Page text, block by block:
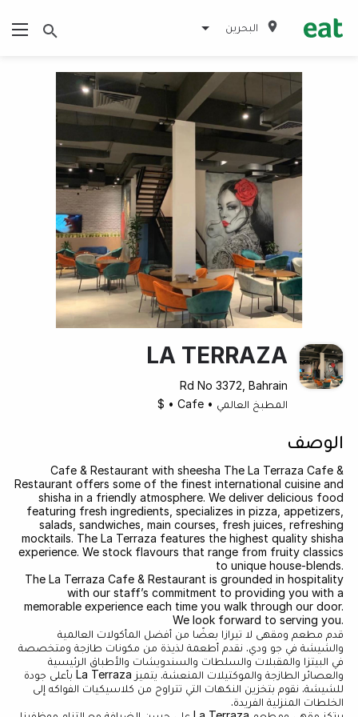
البحرين
LA TERRAZA
Rd No 3372, Bahrain
المطبخ العالمي •
Cafe
•
$
الوصف
Cafe & Restaurant with sheesha The La Terraza Cafe &
Restaurant offers some of the finest international cuisine and
shisha in a friendly atmosphere. We deliver delicious food
featuring fresh ingredients, specializes in pizza, appetizers,
salads, sandwiches, main courses, fresh juices, refreshing
mocktails. The La Terraza features the highest quality shisha
experience. We stock flavours that range from fruity classics
to unique house-blends.
The La Terraza Cafe & Restaurant is grounded in hospitality
with our staff’s commitment to providing you with a
memorable experience each time you walk through our door.
We look forward to serving you.
قدم مطعم ومقهى لا تيرازا بعضًا من أفضل المأكولات العالمية
والشيشة في جو ودي. نقدم أطعمة لذيذة من مكونات طازجة ومتخصصة
في البيتزا والمقبلات والسلطات والسندويشات والأطباق الرئيسية
والعصائر الطازجة والموكتيلات المنعشة. يتميز La Terraza بأعلى جودة
للشيشة. نقوم بتخزين النكهات التي تتراوح من كلاسيكيات الفواكه إلى
الخلطات المنزلية الفريدة.